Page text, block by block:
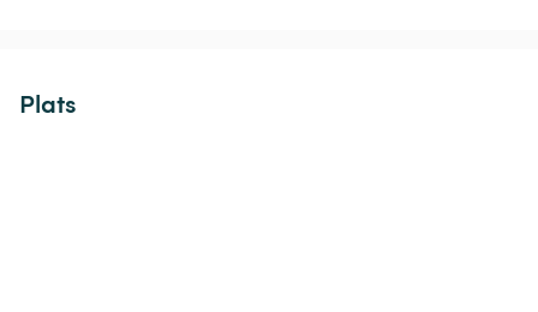
Plats